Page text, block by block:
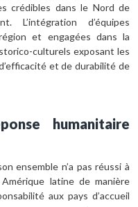
crédibles dans le Nord de
L’intégration d’équipes
et engagées dans la
culturels exposant les
et de durabilité de
humanitaire
ensemble n’a pas réussi à
latine de manière
aux pays d’accueil